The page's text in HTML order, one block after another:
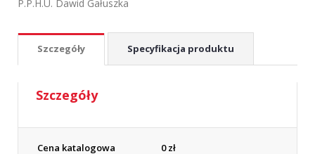
P.P.H.U. Dawid Gałuszka
Szczegóły Specyfikacja produktu
Szczegóły
Cena katalogowa 0zł